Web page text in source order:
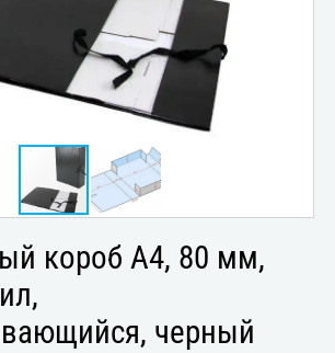
короб А4, 80 мм,
черный